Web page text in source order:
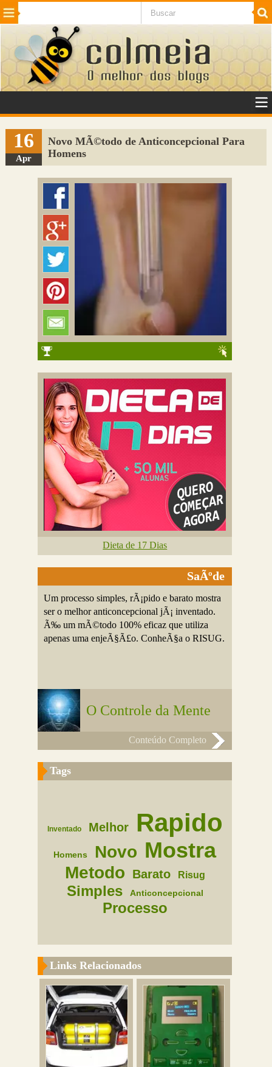
Beleza Cinema e TV
Internet Jogos NotÃ­cias SaÃºde
VeÃ­culos Adulto
Sugerir Link
Adicionar Blog
Colmeia Exchange
16
Apr
Novo MÃ©todo de Anticoncepcional Para
Homens
Dieta de 17 Dias
SaÃºde
Um processo simples, rÃ¡pido e barato mostra
ser o melhor anticoncepcional jÃ¡ inventado.
Ã‰ um mÃ©todo 100% eficaz que utiliza
apenas uma enjeÃ§Ã£o. ConheÃ§a o RISUG.
O Controle da Mente
Conteúdo Completo
Tags
Inventado Melhor Rapido
Homens Novo Mostra
Metodo Barato Risug
Simples Anticoncepcional
Processo
Links Relacionados